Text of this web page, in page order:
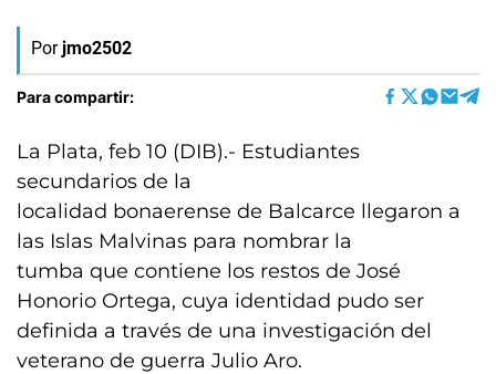
Por jmo2502
Para compartir:
La Plata, feb 10 (DIB).- Estudiantes
secundarios de la
localidad bonaerense de Balcarce llegaron a
las Islas Malvinas para nombrar la
tumba que contiene los restos de José
Honorio Ortega, cuya identidad pudo ser
definida a través de una investigación del
veterano de guerra Julio Aro.